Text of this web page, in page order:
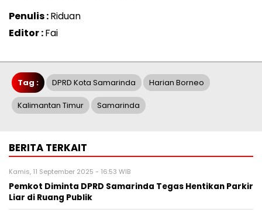
Penulis :Riduan
Editor :Fai
Tag : DPRD Kota Samarinda Harian Borneo
Kalimantan Timur Samarinda
BERITA TERKAIT
Kamis, 11 September 2025 - 16:53 WIB
Pemkot Diminta DPRD Samarinda Tegas Hentikan Parkir
Liar di Ruang Publik